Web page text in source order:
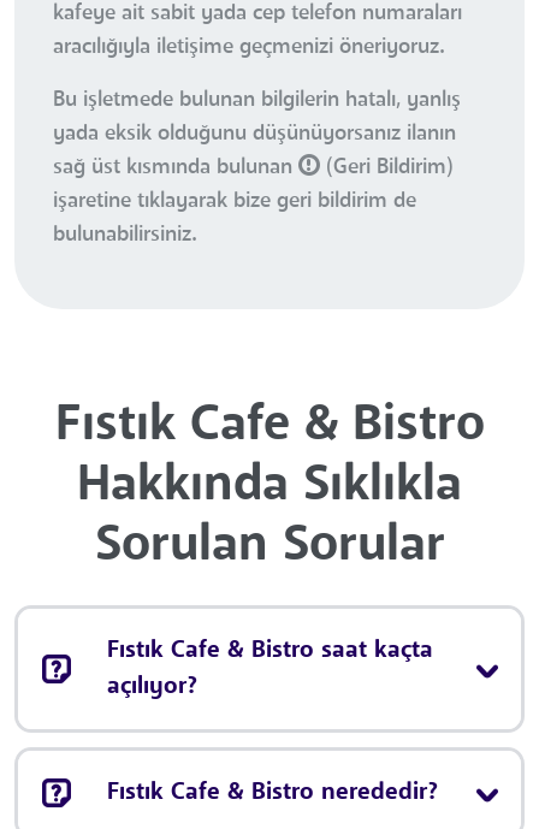
kafeye ait sabit yada cep telefon numaraları
aracılığıyla iletişime geçmenizi öneriyoruz.
Bu işletmede bulunan bilgilerin hatalı, yanlış
yada eksik olduğunu düşünüyorsanız ilanın
sağ üst kısmında bulunan
(Geri Bildirim)
işaretine tıklayarak bize geri bildirim de
bulunabilirsiniz.
Fıstık Cafe & Bistro
Hakkında Sıklıkla
Sorulan Sorular
Fıstık Cafe & Bistro saat kaçta
açılıyor?
Fıstık Cafe & Bistro nerededir?